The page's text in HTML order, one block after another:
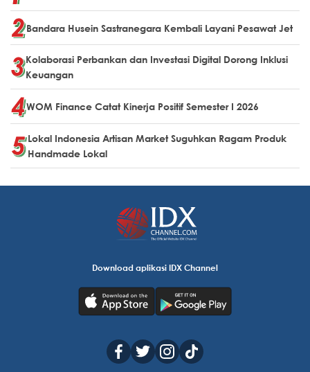
Bandara Husein Sastranegara Kembali Layani Pesawat Jet
Kolaborasi Perbankan dan Investasi Digital Dorong Inklusi
Keuangan
WOM Finance Catat Kinerja Positif Semester I 2026
Lokal Indonesia Artisan Market Suguhkan Ragam Produk
Handmade Lokal
Download aplikasi IDX Channel